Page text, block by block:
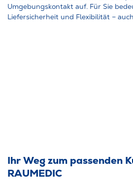
Umgebungskontakt auf. Für Sie
Liefersicherheit und Flexibilität –
Ihr Weg zum passenden
RAUMEDIC